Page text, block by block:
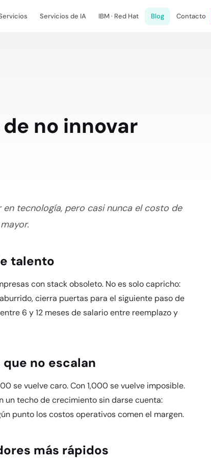
Servicios de IA IBM · Red Hat Blog Contacto
no innovar
tecnología, pero casi nunca el costo de
talento
con stack obsoleto. No es solo capricho:
cierra puertas para el siguiente paso de
6 y 12 meses de salario entre reemplazo y
no escalan
se vuelve caro. Con 1,000 se vuelve imposible.
un techo de crecimiento sin darse cuenta:
punto los costos operativos comen el margen.
más rápidos